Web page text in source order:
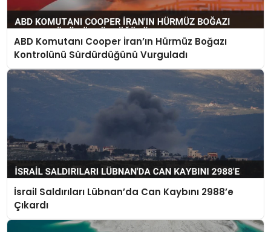
ABD Komutanı Cooper İran’ın Hürmüz Boğazı
Kontrolünü Sürdürdüğünü Vurguladı
İsrail Saldırıları Lübnan’da Can Kaybını 2988’e
Çıkardı